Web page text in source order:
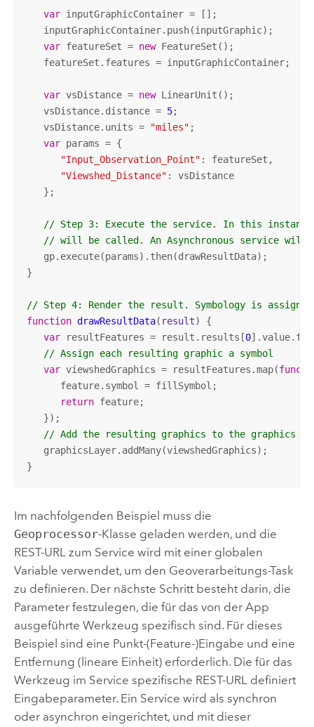
var inputGraphicContainer = [];
   inputGraphicContainer.push(inputGraphic);
var featureSet = new FeatureSet();
   featureSet.features = inputGraphicContainer;
var vsDistance = new LinearUnit();
   vsDistance.distance =
5;
   vsDistance.units =
"miles" ;
var params = {
"Input_Observation_Point" : featureSet,
"Viewshed_Distance" : vsDistance
   };
// Step 3: Execute the service. In this
// will be called. An Asynchronous service will
   gp.execute(params).then(drawResultData);
}
// Step 4: Render the result. Symbology is
function drawResultData( result) {
var resultFeatures = result.results[0
// Assign each resulting graphic a symbol
var viewshedGraphics = resultFeatures.map(
      feature.symbol = fillSymbol;
return feature;
   });
// Add the resulting graphics to the graphics
   graphicsLayer.addMany(viewshedGraphics);
}
Im nachfolgenden Beispiel muss die
Geoprocessor-Klasse geladen werden, und die
REST-URL zum Service wird mit einer globalen
Variable verwendet, um den Geoverarbeitungs-Task
zu definieren. Der nächste Schritt besteht darin, die
Parameter festzulegen, die für das von der App
ausgeführte Werkzeug spezifisch sind. Für dieses
Beispiel sind eine Punkt-(Feature-)Eingabe und eine
Entfernung (lineare Einheit) erforderlich. Die für das
Werkzeug im Service spezifische REST-URL definiert
Eingabeparameter. Ein Service wird als synchron
oder asynchron eingerichtet, und mit dieser